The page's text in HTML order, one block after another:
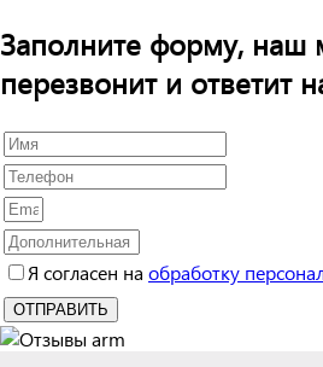
Заполните форму, наш
перезвонит и ответит
Я согласен на обработку